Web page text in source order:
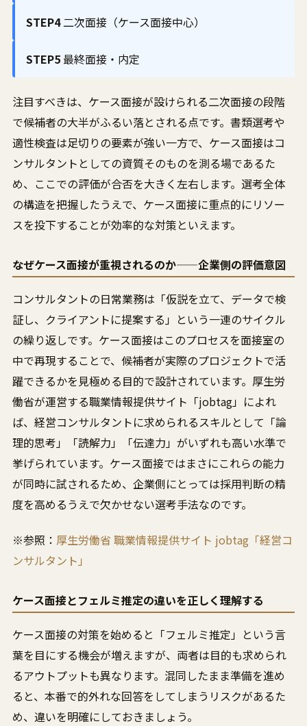
STEP4二次面接（ケース面接中心）
STEP5最終面接・内定
注目すべきは、ケース面接が設けられる二次面接の段階
で候補者の大半がふるい落とされる点です。書類選考や
適性検査は足切りの要素が強い一方で、ケース面接はコ
ンサルタントとしての資質そのものを測る場であるた
め、ここでの評価が合否を大きく左右します。選考全体
の構造を把握したうえで、ケース面接に重点的にリソー
スを投下することが効率的な対策といえます。
なぜケース面接が重視されるのか——企業側の評価意図
コンサルタントの日常業務は「仮説を立て、データで検
証し、クライアントに提案する」という一連のサイクル
の繰り返しです。ケース面接はこのプロセスを面接室の
中で再現することで、候補者が実際のプロジェクトで活
躍できるかを見極める目的で設計されています。厚生労
働省が運営する職業情報提供サイト「jobtag」によれ
ば、経営コンサルタントに求められるスキルとして「論
理的思考」「読解力」「伝達力」がいずれも高い水準で
挙げられています。ケース面接ではまさにこれらの能力
が同時に試されるため、企業側にとっては採用判断の精
度を高めるうえで欠かせない選考手法なのです。
※参照： 厚生労働省 職業情報提供サイト jobtag「経営コ
ンサルタント」
ケース面接とフェルミ推定の違いを正しく理解する
ケース面接の対策を始めると「フェルミ推定」という言
葉を目にする機会が増えますが、両者は目的も求められ
るアウトプットも異なります。混同したまま準備を進め
ると、本番で的外れな回答をしてしまうリスクがあるた
め、違いを明確にしておきましょう。